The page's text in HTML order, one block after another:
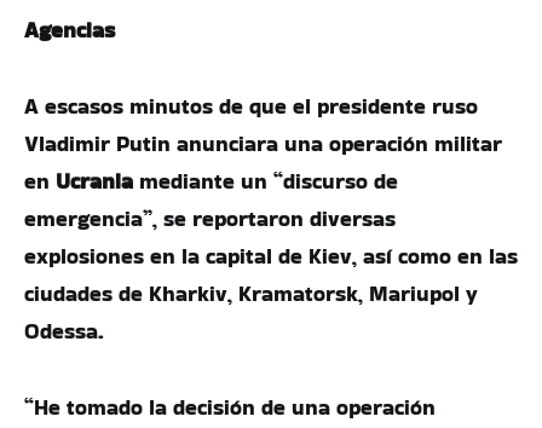
Agencias
A escasos minutos de que el presidente ruso
Vladimir Putin anunciara una operación militar
en Ucrania mediante un “discurso de
emergencia”, se reportaron diversas
explosiones en la capital de Kiev, así como en las
ciudades de Kharkiv, Kramatorsk, Mariupol y
Odessa.
“He tomado la decisión de una operación